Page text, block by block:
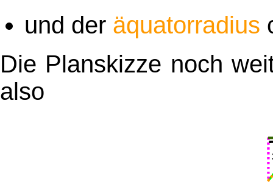
und der äquatorradius
Die Planskizze noch
also